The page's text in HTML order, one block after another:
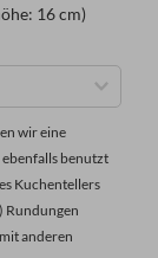
16 cm)
wir eine
benutzt
Kuchentellers
Rundungen
anderen